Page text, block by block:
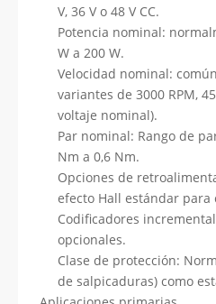
V, 36 V o 48 V CC.
Potencia nominal:
W a 200 W.
Velocidad nominal:
variantes de 3000 RPM,
voltaje nominal).
Par nominal: Rango de
Nm a 0,6 Nm.
Opciones de
efecto Hall estándar para
Codificadores
opcionales.
Clase de protección:
de salpicaduras) como